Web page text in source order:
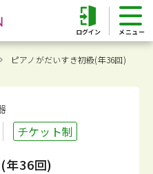
ログイン
ピアノがだいすき初級(年36回)
チケット制
年36回)